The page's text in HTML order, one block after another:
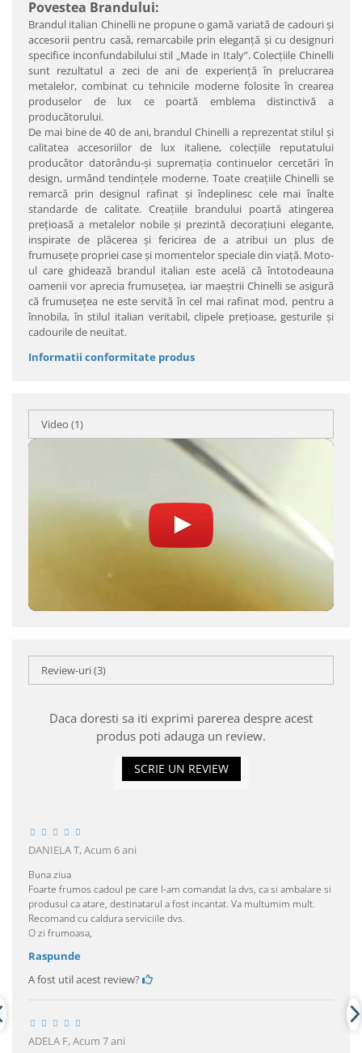
Povestea Brandului:
Brandul italian Chinelli ne propune o gamă variată de cadouri şi
accesorii pentru casă, remarcabile prin eleganţă şi cu designuri
specifice inconfundabilului stil „Made in Italy”. Colecţiile Chinelli
sunt rezultatul a zeci de ani de experienţă în prelucrarea
metalelor, combinat cu tehnicile moderne folosite în crearea
produselor de lux ce poartă emblema distinctivă a
producătorului.
De mai bine de 40 de ani, brandul Chinelli a reprezentat stilul şi
calitatea accesoriilor de lux italiene, colecţiile reputatului
producător datorându-şi supremaţia continuelor cercetări în
design, urmând tendinţele moderne. Toate creaţiile Chinelli se
remarcă prin designul rafinat şi îndeplinesc cele mai înalte
standarde de calitate. Creaţiile brandului poartă atingerea
preţioasă a metalelor nobile şi prezintă decoraţiuni elegante,
inspirate de plăcerea şi fericirea de a atribui un plus de
frumuseţe propriei case şi momentelor speciale din viaţă. Moto-
ul care ghidează brandul italian este acelă că întotodeauna
oamenii vor aprecia frumuseţea, iar maeştrii Chinelli se asigură
că frumuseţea ne este servită în cel mai rafinat mod, pentru a
înnobila, în stilul italian veritabil, clipele preţioase, gesturile şi
cadourile de neuitat.
Informatii conformitate produs
Video (1)
Review-uri(3)
Daca doresti sa iti exprimi parerea despre acest
produs poti adauga un review.
SCRIE UN REVIEW
DANIELA T,Acum 6 ani
Buna ziua
Foarte frumos cadoul pe care l-am comandat la dvs, ca si ambalare si
produsul ca atare, destinatarul a fost incantat. Va multumim mult.
Recomand cu caldura serviciile dvs.
O zi frumoasa,
Raspunde
A fost util acest review?
ADELA F,Acum 7 ani